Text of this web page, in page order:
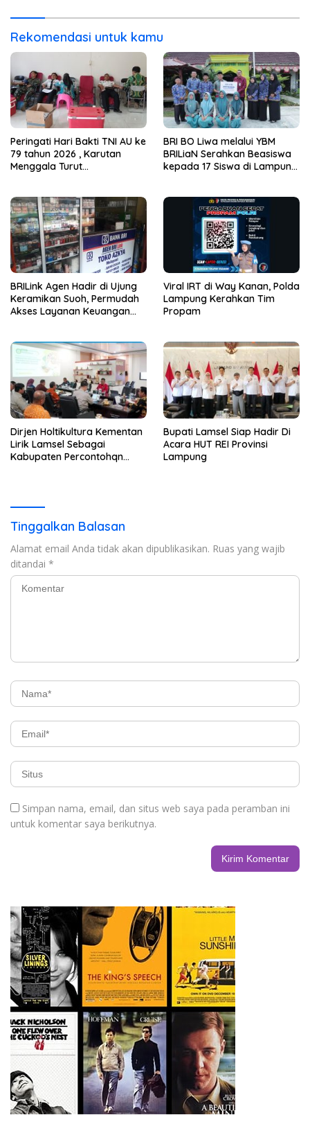
Rekomendasi untuk kamu
Peringati Hari Bakti TNI AU ke
79 tahun 2026 , Karutan
Menggala Turut
BRI BO Liwa melalui YBM
BRILiaN Serahkan Beasiswa
kepada 17 Siswa di Lampung
BRILink Agen Hadir di Ujung
Keramikan Suoh, Permudah
Akses Layanan Keuangan
Viral IRT di Way Kanan, Polda
Lampung Kerahkan Tim
Propam
Dirjen Holtikultura Kementan
Lirik Lamsel Sebagai
Kabupaten Percontohqn
Bupati Lamsel Siap Hadir Di
Acara HUT REI Provinsi
Lampung
Tinggalkan Balasan
Alamat email Anda tidak akan dipublikasikan. Ruas yang wajib
ditandai *
Simpan nama, email, dan situs web saya pada peramban ini
untuk komentar saya berikutnya.